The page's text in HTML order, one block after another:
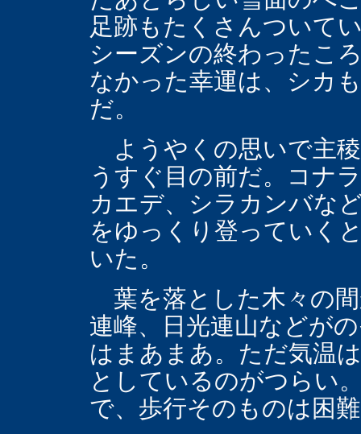
足跡もたくさんついて
シーズンの終わったこ
なかった幸運は、シカ
だ。
ようやくの思いで主
うすぐ目の前だ。コナ
カエデ、シラカンバな
をゆっくり登っていく
いた。
葉を落とした木々の
連峰、日光連山などが
はまあまあ。ただ気温
としているのがつらい
で、歩行そのものは困